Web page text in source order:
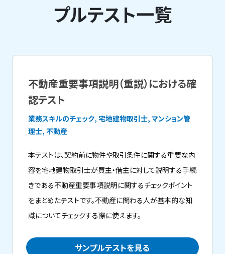
プルテスト一覧
不動産重要事項説明（重説）における確
認テスト
業務スキルのチェック, 宅地建物取引士, マンション管
理士, 不動産
本テストは、契約前に物件や取引条件に関する重要な内
容を宅地建物取引士が買主・借主に対して説明する手続
きである不動産重要事項説明に関するチェックポイント
をまとめたテストです。不動産に関わる人が基本的な知
識についてチェックする際に使えます。
サンプルテストを見る